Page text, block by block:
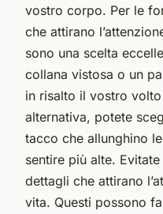
vostro corpo. Per le
che attirano
sono una scelta
collana vistosa o un
in risalto il vostro
alternativa, potete
tacco che allunghino
sentire più alte.
dettagli che attirano
vita. Questi possono